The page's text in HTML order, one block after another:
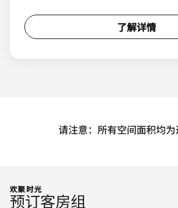
了解详情
请注意：所有空间面积均为
欢聚时光
预订客房组